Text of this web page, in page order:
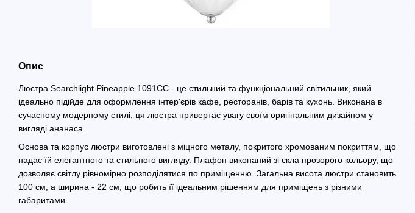
Опис
Люстра Searchlight Pineapple 1091CC - це стильний та функціональний світильник, який
ідеально підійде для оформлення інтер'єрів кафе, ресторанів, барів та кухонь. Виконана в
сучасному модерному стилі, ця люстра привертає увагу своїм оригінальним дизайном у
вигляді ананаса.
Основа та корпус люстри виготовлені з міцного металу, покритого хромованим покриттям, що
надає їй елегантного та стильного вигляду. Плафон виконаний зі скла прозорого кольору, що
дозволяє світлу рівномірно розподілятися по приміщенню. Загальна висота люстри становить
100 см, а ширина - 22 см, що робить її ідеальним рішенням для приміщень з різними
габаритами.